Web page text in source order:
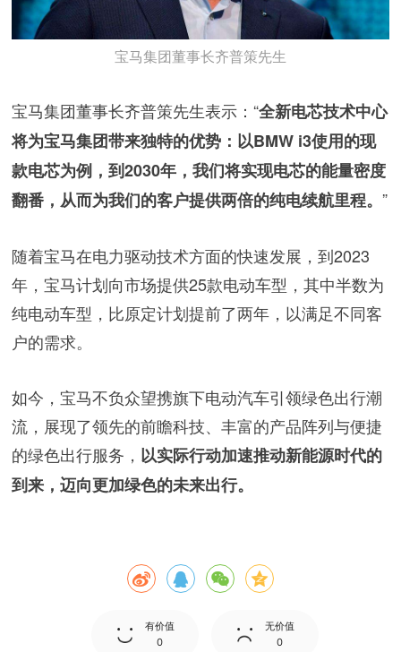
宝马集团董事长齐普策先生
宝马集团董事长齐普策先生表示：“全新电芯技术中心
将为宝马集团带来独特的优势：以BMW i3使用的现
款电芯为例，到2030年，我们将实现电芯的能量密度
翻番，从而为我们的客户提供两倍的纯电续航里程。 ”
随着宝马在电力驱动技术方面的快速发展，到2023
年，宝马计划向市场提供25款电动车型，其中半数为
纯电动车型，比原定计划提前了两年，以满足不同客
户的需求。
如今，宝马不负众望携旗下电动汽车引领绿色出行潮
流，展现了领先的前瞻科技、丰富的产品阵列与便捷
的绿色出行服务， 以实际行动加速推动新能源时代的
到来，迈向更加绿色的未来出行。
有价值
0
无价值
0